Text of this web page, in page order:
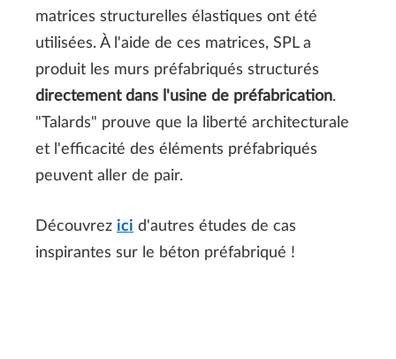
matrices structurelles élastiques ont été
utilisées. À l'aide de ces matrices, SPL a
produit les murs préfabriqués structurés
directement dans l'usine de préfabrication.
"Talards" prouve que la liberté architecturale
et l'efficacité des éléments préfabriqués
peuvent aller de pair.
Découvrez ici d'autres études de cas
inspirantes sur le béton préfabriqué !